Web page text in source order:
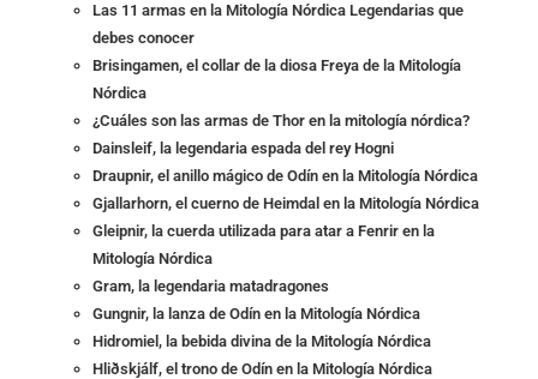
Las 11 armas en la Mitología Nórdica Legendarias que
debes conocer
Brisingamen, el collar de la diosa Freya de la Mitología
Nórdica
¿Cuáles son las armas de Thor en la mitología nórdica?
Dainsleif, la legendaria espada del rey Hogni
Draupnir, el anillo mágico de Odín en la Mitología Nórdica
Gjallarhorn, el cuerno de Heimdal en la Mitología Nórdica
Gleipnir, la cuerda utilizada para atar a Fenrir en la
Mitología Nórdica
Gram, la legendaria matadragones
Gungnir, la lanza de Odín en la Mitología Nórdica
Hidromiel, la bebida divina de la Mitología Nórdica
Hliðskjálf, el trono de Odín en la Mitología Nórdica